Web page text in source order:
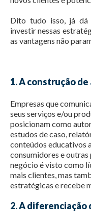
Dito tudo isso, já dá
investir nessas
as vantagens não
1. A construção
Empresas que
seus serviços e/ou
posicionam como
estudos de caso,
conteúdos educativos
consumidores e outras
negócio é visto como
mais clientes, mas
estratégicas e recebe
2. A diferenciação